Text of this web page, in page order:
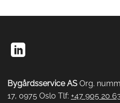
Bygårdsservice AS Org.
17, 0975 Oslo Tlf: +47 905 20